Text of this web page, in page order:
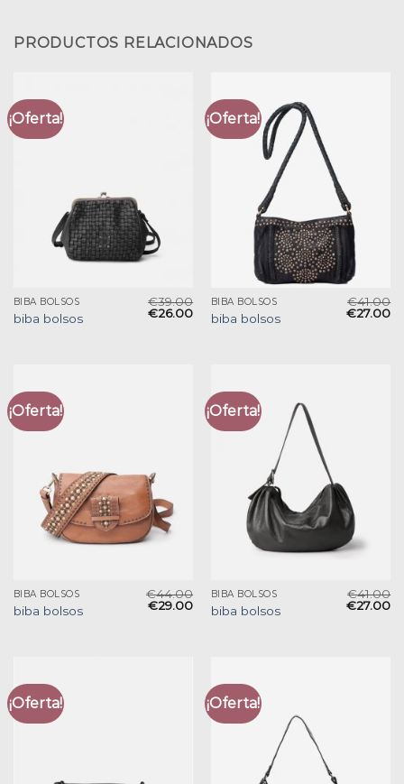
PRODUCTOS RELACIONADOS
¡Oferta!
BIBA BOLSOS
biba bolsos
€39.00
€26.00
¡Oferta!
BIBA BOLSOS
biba bolsos
€41.00
€27.00
¡Oferta!
BIBA BOLSOS
biba bolsos
€44.00
€29.00
¡Oferta!
BIBA BOLSOS
biba bolsos
€41.00
€27.00
¡Oferta! ¡Oferta!